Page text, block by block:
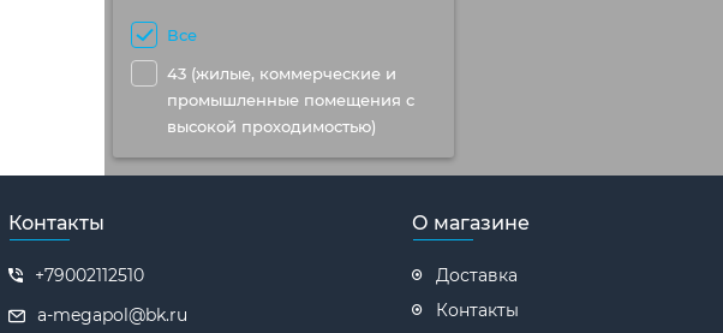
Все
43 (жилые, коммерческие и
промышленные помещения с
высокой проходимостью)
Контакты
+79002112510
a-megapol@bk.ru
О магазине
Доставка
Контакты